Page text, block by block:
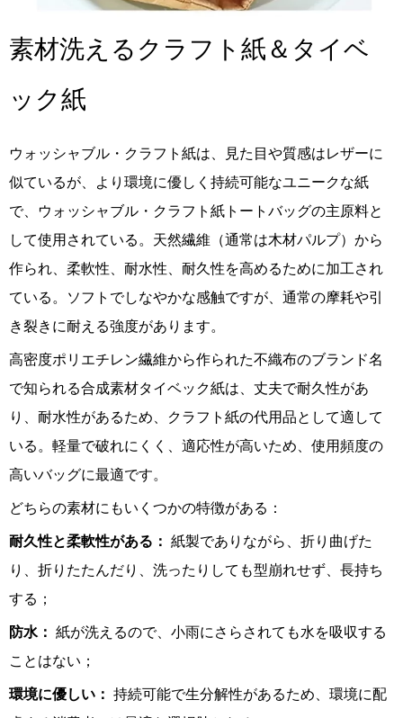
素材洗えるクラフト紙＆タイベ
ック紙
ウォッシャブル・クラフト紙は、見た目や質感はレザーに
似ているが、より環境に優しく持続可能なユニークな紙
で、ウォッシャブル・クラフト紙トートバッグの主原料と
して使用されている。天然繊維（通常は木材パルプ）から
作られ、柔軟性、耐水性、耐久性を高めるために加工され
ている。ソフトでしなやかな感触ですが、通常の摩耗や引
き裂きに耐える強度があります。
高密度ポリエチレン繊維から作られた不織布のブランド名
で知られる合成素材タイベック紙は、丈夫で耐久性があ
り、耐水性があるため、クラフト紙の代用品として適して
いる。軽量で破れにくく、適応性が高いため、使用頻度の
高いバッグに最適です。
どちらの素材にもいくつかの特徴がある：
耐久性と柔軟性がある： 紙製でありながら、折り曲げた
り、折りたたんだり、洗ったりしても型崩れせず、長持ち
する；
防水： 紙が洗えるので、小雨にさらされても水を吸収する
ことはない；
環境に優しい： 持続可能で生分解性があるため、環境に配